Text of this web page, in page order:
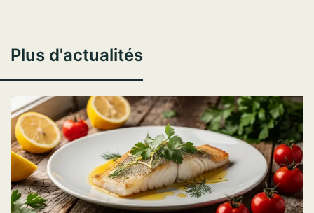
Plus d'actualités